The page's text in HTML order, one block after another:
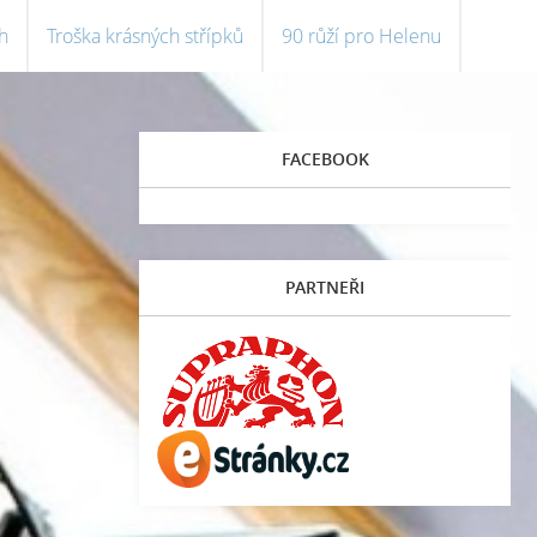
Troška krásných střípků 90 růží pro Helenu
FACEBOOK
PARTNEŘI